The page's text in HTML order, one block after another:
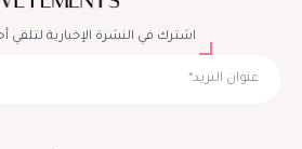
اشترك في النشرة الإخبارية لتلقي